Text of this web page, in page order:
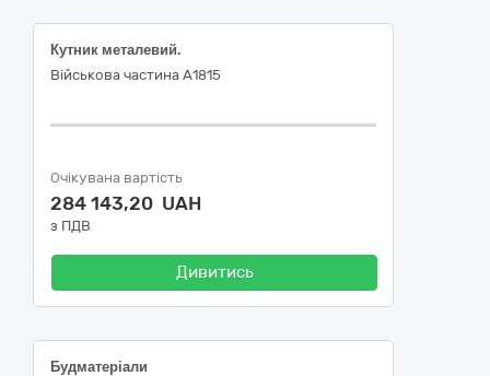
Кутник металевий.
Військова частина А1815
Очікувана вартість
284 143,20 UAH
з ПДВ
Дивитись
Будматеріали